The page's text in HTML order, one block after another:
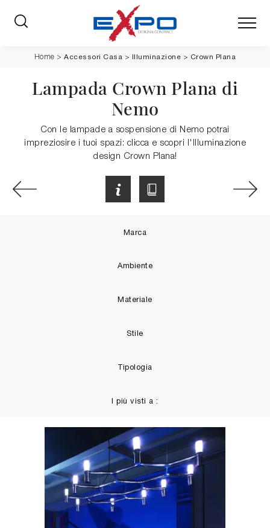
Home >Accessori Casa > Illuminazione > Crown Plana
Lampada Crown Plana di
Nemo
Con le lampade a sospensione di Nemo potrai
impreziosire i tuoi spazi: clicca e scopri l'Illuminazione
design Crown Plana!
Marca
Ambiente
Materiale
Stile
Tipologia
I più visti a :